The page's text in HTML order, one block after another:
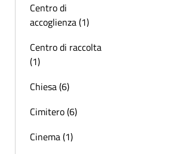
Centro di
accoglienza (1)
Centro di raccolta
(1)
Chiesa (6)
Cimitero (6)
Cinema (1)